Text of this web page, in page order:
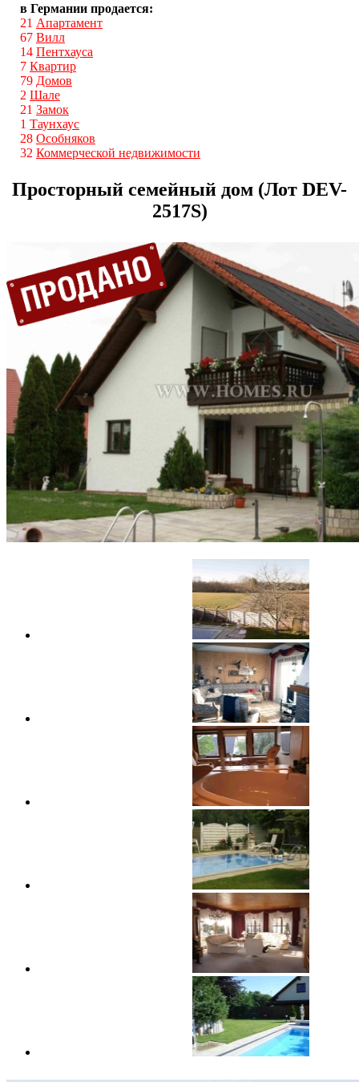
в Германии продается:
21 Апартамент
67 Вилл
14 Пентхауса
7 Квартир
79 Домов
2 Шале
21 Замок
1 Таунхаус
28 Особняков
32 Коммерческой недвижимости
Просторный семейный дом (Лот DEV-
2517S)